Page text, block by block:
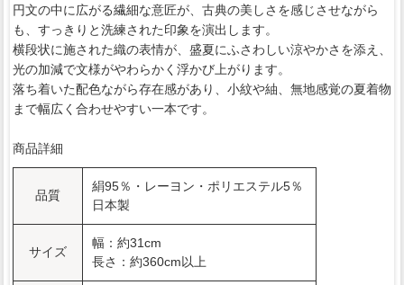
円文の中に広がる繊細な意匠が、古典の美しさを感じさせながら
も、すっきりと洗練された印象を演出します。
横段状に施された織の表情が、盛夏にふさわしい涼やかさを添え、
光の加減で文様がやわらかく浮かび上がります。
落ち着いた配色ながら存在感があり、小紋や紬、無地感覚の夏着物
まで幅広く合わせやすい一本です。
商品詳細
品質
絹95％・レーヨン・ポリエステル5％
日本製
サイズ
幅：約31cm
長さ：約360cm以上